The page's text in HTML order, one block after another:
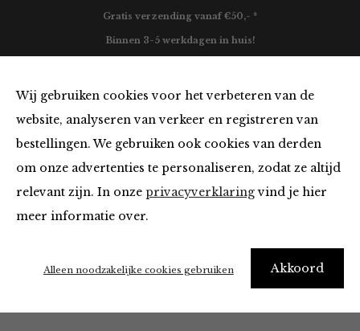
Wij gebruiken cookies voor het verbeteren van de
website, analyseren van verkeer en registreren van
bestellingen. We gebruiken ook cookies van derden
om onze advertenties te personaliseren, zodat ze altijd
relevant zijn. In onze privacyverklaringvind je hier
meer informatie over.
Akkoord
Alleen noodzakelijke cookies gebruiken
Gratis verzending vanaf €50,- *
Binnen 3-5 werkdagen in huis!
Tops en Blouses
Home Winkel Kleding Tops en Blouses